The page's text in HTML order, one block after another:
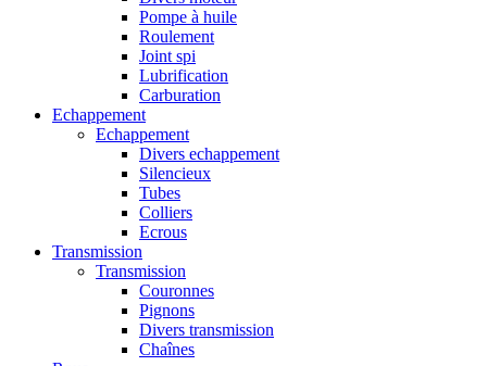
Pompe à huile
Roulement
Joint spi
Lubrification
Carburation
Echappement
Echappement
Divers echappement
Silencieux
Tubes
Colliers
Ecrous
Transmission
Transmission
Couronnes
Pignons
Divers transmission
Chaînes